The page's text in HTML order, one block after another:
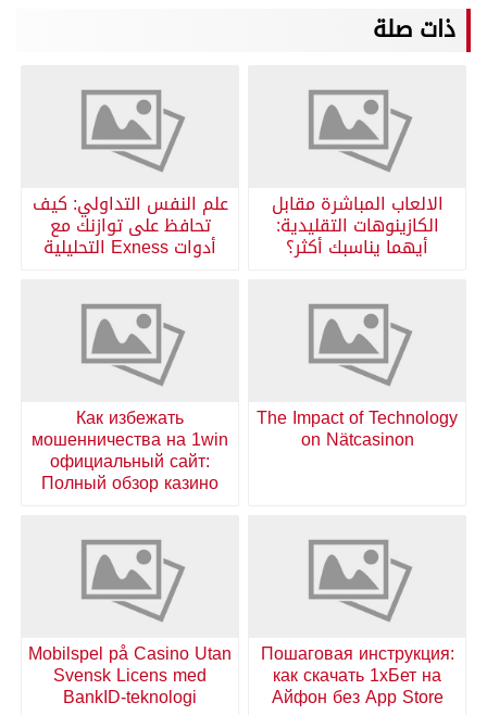
ذات صلة
الالعاب المباشرة مقابل
الكازينوهات التقليدية:
أيهما يناسبك أكثر؟
علم النفس التداولي: كيف
تحافظ على توازنك مع
أدوات Exness التحليلية
The Impact of Technology
on Nätcasinon
Как избежать
мошенничества на 1win
официальный сайт:
Полный обзор казино
Пошаговая инструкция:
как скачать 1хБет на
Айфон без App Store
Mobilspel på Casino Utan
Svensk Licens med
BankID-teknologi